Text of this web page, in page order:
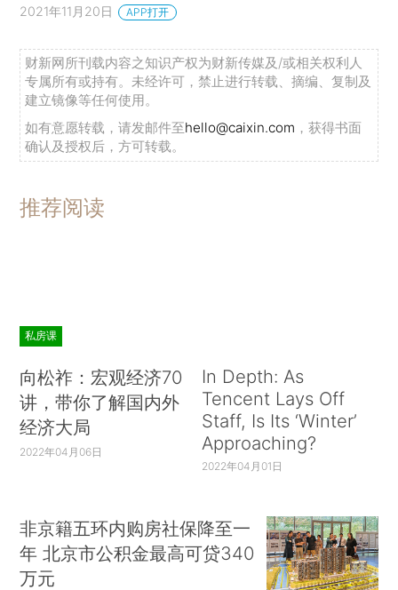
2021年11月20日 APP打开
财新网所刊载内容之知识产权为财新传媒及/或相关权利人
专属所有或持有。未经许可，禁止进行转载、摘编、复制及
建立镜像等任何使用。
如有意愿转载，请发邮件至hello@caixin.com ，获得书面
确认及授权后，方可转载。
推荐阅读
私房课
向松祚：宏观经济70
讲，带你了解国内外
经济大局
2022年04月06日
In Depth: As
Tencent Lays Off
Staff, Is Its ‘Winter’
Approaching?
2022年04月01日
非京籍五环内购房社保降至一
年 北京市公积金最高可贷340
万元